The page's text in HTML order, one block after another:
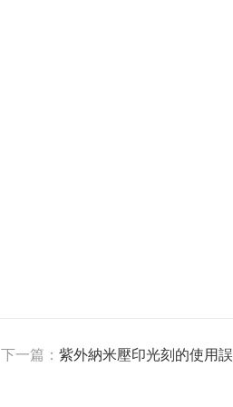
下一篇： 紫外納米壓印光刻的使用